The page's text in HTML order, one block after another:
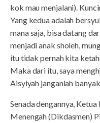
kok mau menjalani).
Yang kedua adalah
mana saja, bisa datang
menjadi anak sholeh,
itu tidak pernah kita
Maka dari itu, saya
Aisyiyah janganlah
Senada dengannya,
Menengah (Dikdasmen)